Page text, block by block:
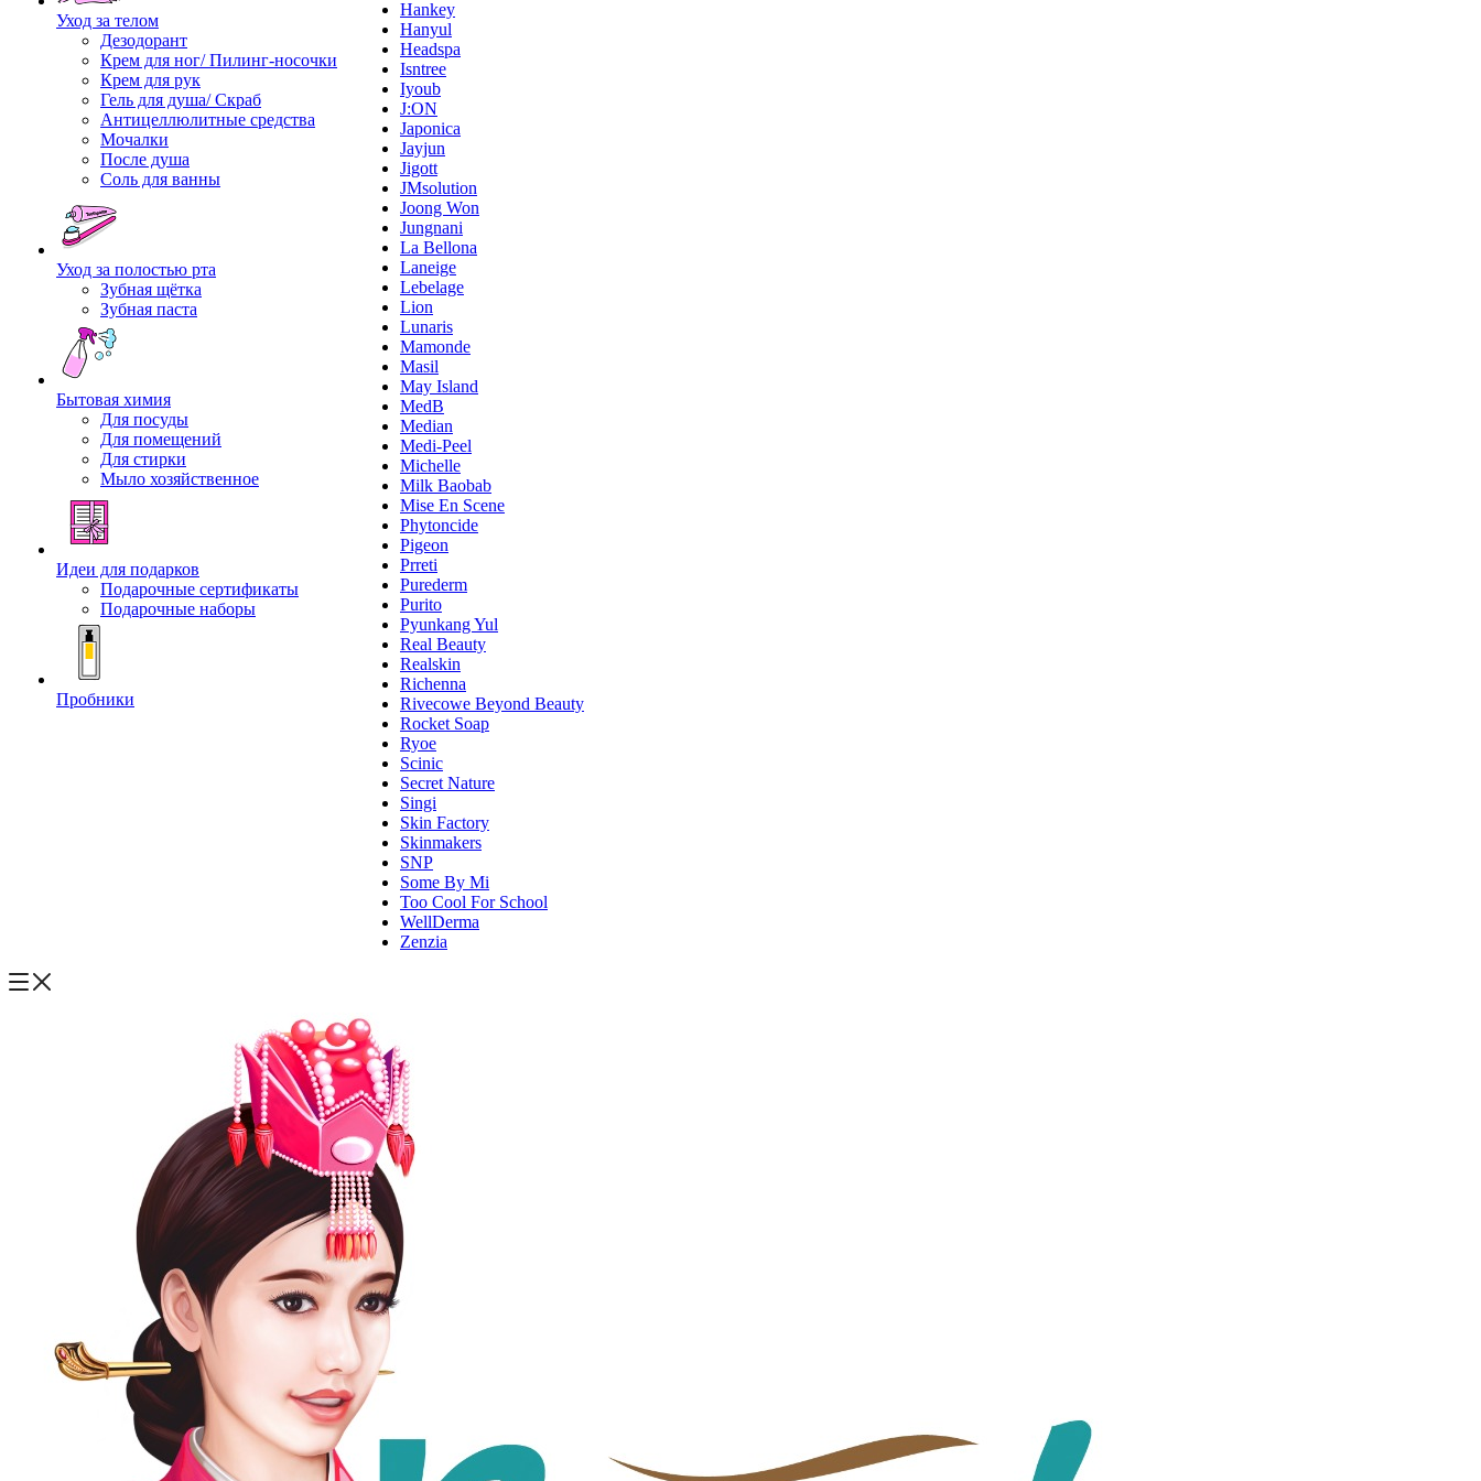
Уход за телом
Дезодорант
Крем для ног/ Пилинг-носочки
Крем для рук
Гель для душа/ Скраб
Антицеллюлитные средства
Мочалки
После душа
Соль для ванны
Уход за полостью рта
Зубная щётка
Зубная паста
Бытовая химия
Для посуды
Для помещений
Для стирки
Мыло хозяйственное
Идеи для подарков
Подарочные сертификаты
Подарочные наборы
Пробники
Hankey
Hanyul
Headspa
Isntree
Iyoub
J:ON
Japonica
Jayjun
Jigott
JMsolution
Joong Won
Jungnani
La Bellona
Laneige
Lebelage
Lion
Lunaris
Mamonde
Masil
May Island
MedB
Median
Medi-Peel
Michelle
Milk Baobab
Mise En Scene
Phytoncide
Pigeon
Prreti
Purederm
Purito
Pyunkang Yul
Real Beauty
Realskin
Richenna
Rivecowe Beyond Beauty
Rocket Soap
Ryoe
Scinic
Secret Nature
Singi
Skin Factory
Skinmakers
SNP
Some By Mi
Too Cool For School
WellDerma
Zenzia